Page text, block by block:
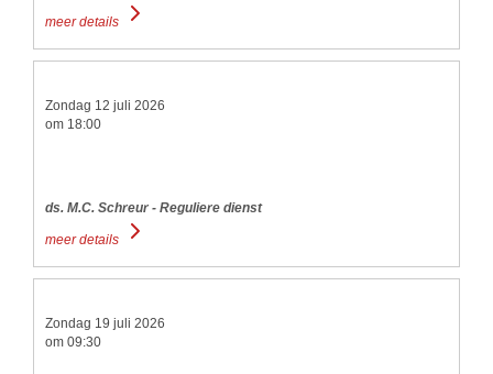
meer details
Zondag 12 juli 2026
om 18:00
ds. M.C. Schreur - Reguliere dienst
meer details
Zondag 19 juli 2026
om 09:30